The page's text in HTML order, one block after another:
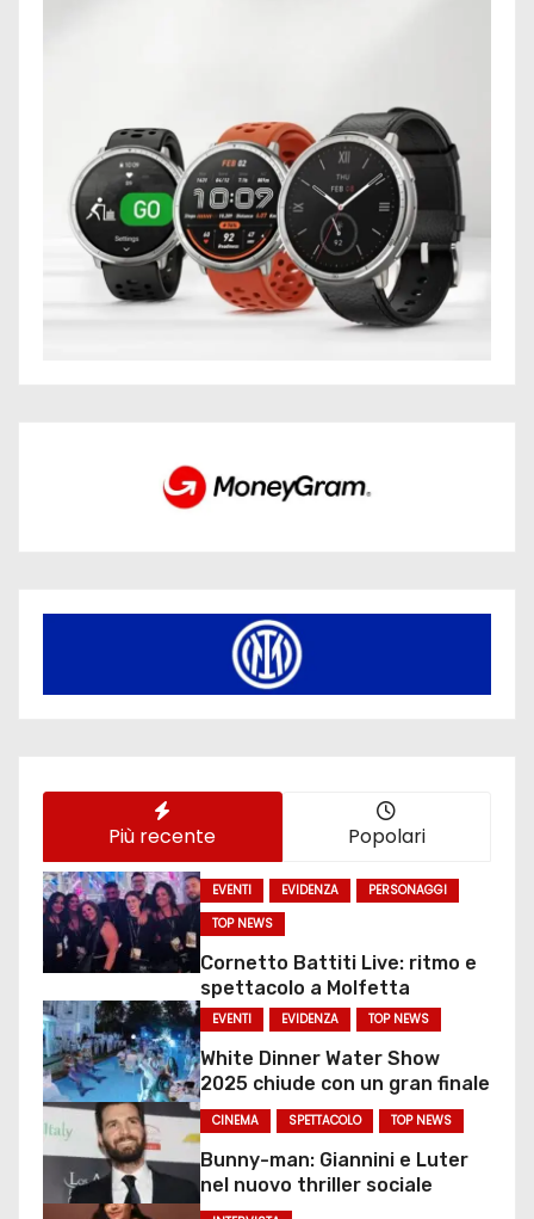
Più recente Popolari
EVENTI EVIDENZA
PERSONAGGI
TOP NEWS
Cornetto Battiti Live: ritmo e
spettacolo a Molfetta
EVENTI EVIDENZA TOP NEWS
White Dinner Water Show
2025 chiude con un gran finale
CINEMA SPETTACOLO TOP NEWS
Bunny-man: Giannini e Luter
nel nuovo thriller sociale